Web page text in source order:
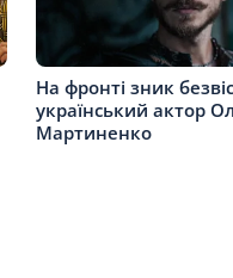
На фронті зник
український актор
Мартиненко